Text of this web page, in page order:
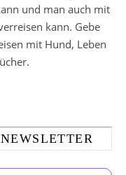
und man auch mit
kann. Gebe
mit Hund, Leben